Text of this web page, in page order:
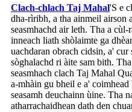
Clach-chlach Taj Mahal'S e
dha-rìribh, a tha ainmeil airson
seasmhachd air leth. Tha a cùl-
inneach liath shòlaimte ga
uachdaran obrach cidsin, a' cur
sòghalachd ri àite sam bith.
seasmhach clach Taj Mahal
a-mhàin gu bheil e a' coimhead
seasamh deuchainn ùine. Tha
atharrachaidhean dath den